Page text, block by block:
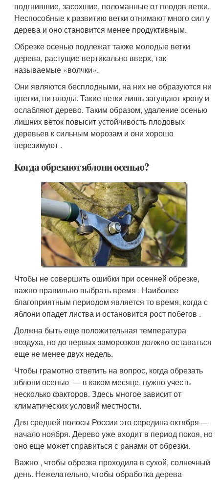
подгнившие, засохшие, поломанные от плодов ветки.
Неспособные к развитию ветки отнимают много сил у
дерева и оно становится менее продуктивным.
Обрезке осенью подлежат также молодые ветки
дерева, растущие вертикально вверх, так
называемые «волчки».
Они являются бесплодными, на них не образуются ни
цветки, ни плоды. Такие ветки лишь загущают крону и
ослабляют дерево. Таким образом, удаление осенью
лишних веток повысит устойчивость плодовых
деревьев к сильным морозам и они хорошо
перезимуют .
Когда обрезают яблони осенью?
Чтобы не совершить ошибки при осенней обрезке,
важно правильно выбрать время . Наиболее
благоприятным периодом является то время, когда с
яблони опадет листва и остановится рост побегов .
Должна быть еще положительная температура
воздуха, но до первых заморозков должно оставаться
еще не менее двух недель.
Чтобы грамотно ответить на вопрос, когда обрезать
яблони осенью — в каком месяце, нужно учесть
несколько факторов. Здесь многое зависит от
климатических условий местности.
Для средней полосы России это середина октября —
начало ноября. Дерево уже входит в период покоя, но
оно еще может справиться с ранами от обрезки.
Важно , чтобы обрезка проходила в сухой, солнечный
день. Нежелательно, чтобы обработка дерева